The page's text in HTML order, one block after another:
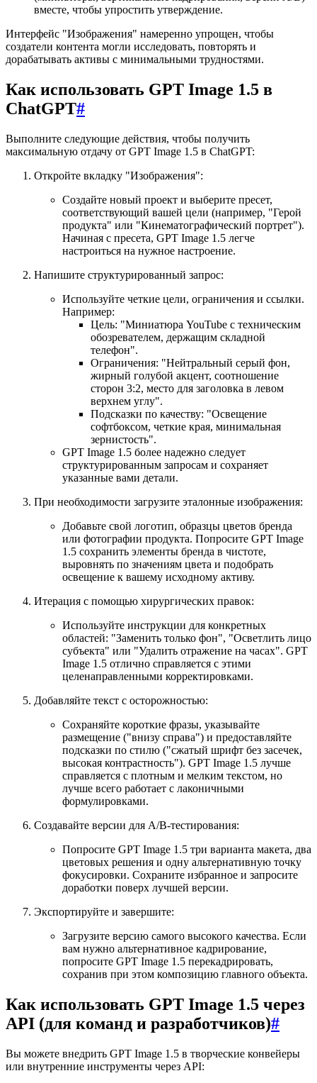
вместе, чтобы упростить утверждение.
Интерфейс "Изображения" намеренно упрощен, чтобы
создатели контента могли исследовать, повторять и
дорабатывать активы с минимальными трудностями.
Как использовать GPT Image 1.5 в
ChatGPT#
Выполните следующие действия, чтобы получить
максимальную отдачу от GPT Image 1.5 в ChatGPT:
Откройте вкладку "Изображения":
Создайте новый проект и выберите пресет,
соответствующий вашей цели (например, "Герой
продукта" или "Кинематографический портрет").
Начиная с пресета, GPT Image 1.5 легче
настроиться на нужное настроение.
Напишите структурированный запрос:
Используйте четкие цели, ограничения и ссылки.
Например:
Цель: "Миниатюра YouTube с техническим
обозревателем, держащим складной
телефон".
Ограничения: "Нейтральный серый фон,
жирный голубой акцент, соотношение
сторон 3:2, место для заголовка в левом
верхнем углу".
Подсказки по качеству: "Освещение
софтбоксом, четкие края, минимальная
зернистость".
GPT Image 1.5 более надежно следует
структурированным запросам и сохраняет
указанные вами детали.
При необходимости загрузите эталонные изображения:
Добавьте свой логотип, образцы цветов бренда
или фотографии продукта. Попросите GPT Image
1.5 сохранить элементы бренда в чистоте,
выровнять по значениям цвета и подобрать
освещение к вашему исходному активу.
Итерация с помощью хирургических правок:
Используйте инструкции для конкретных
областей: "Заменить только фон", "Осветлить лицо
субъекта" или "Удалить отражение на часах". GPT
Image 1.5 отлично справляется с этими
целенаправленными корректировками.
Добавляйте текст с осторожностью:
Сохраняйте короткие фразы, указывайте
размещение ("внизу справа") и предоставляйте
подсказки по стилю ("сжатый шрифт без засечек,
высокая контрастность"). GPT Image 1.5 лучше
справляется с плотным и мелким текстом, но
лучше всего работает с лаконичными
формулировками.
Создавайте версии для A/B-тестирования:
Попросите GPT Image 1.5 три варианта макета, два
цветовых решения и одну альтернативную точку
фокусировки. Сохраните избранное и запросите
доработки поверх лучшей версии.
Экспортируйте и завершите:
Загрузите версию самого высокого качества. Если
вам нужно альтернативное кадрирование,
попросите GPT Image 1.5 перекадрировать,
сохранив при этом композицию главного объекта.
Как использовать GPT Image 1.5 через
API (для команд и разработчиков)#
Вы можете внедрить GPT Image 1.5 в творческие конвейеры
или внутренние инструменты через API: